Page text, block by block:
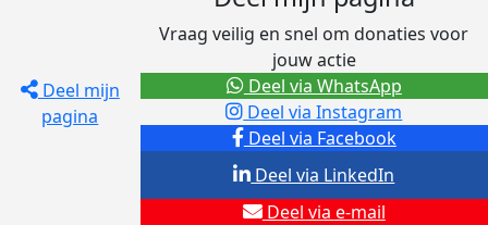
Deel mijn
pagina
Vraag veilig en snel om donaties voor
jouw actie
Deel via Facebook
Deel via Instagram
Deel via e-mail
Deel via LinkedIn
Deel via WhatsApp